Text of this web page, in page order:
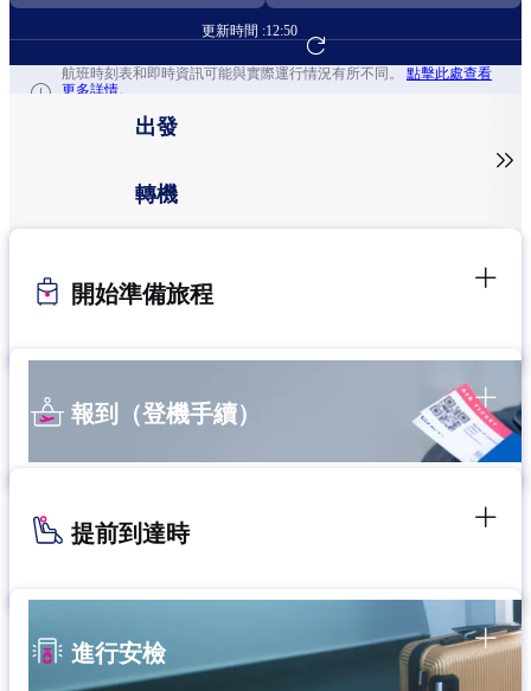
更新時間 :12:50
前往航班預訂
航班時刻表和即時資訊可能與實際運行情況有所不同。 點擊此處查看
更多詳情。
出發
轉機

開始準備旅程
報到（登機手續）
提前到達時
進行安檢